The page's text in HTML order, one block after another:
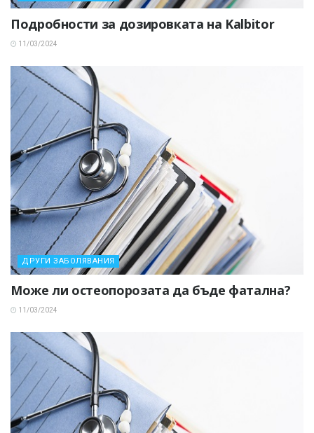
Подробности за дозировката на Kalbitor
11/03/2024
ДРУГИ ЗАБОЛЯВАНИЯ
Може ли остеопорозата да бъде фатална?
11/03/2024